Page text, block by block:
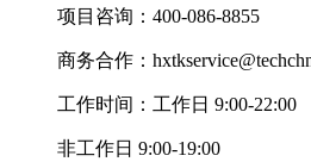
项目咨询： 400-086-8855
商务合作：
工作时间： 工作日 9:00-22:00
非工作日 9:00-19:00